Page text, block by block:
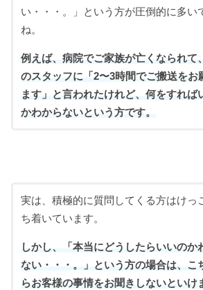
い・・・。」という方が圧倒的に多い
ね。
例えば、病院でご家族が亡くなられて
のスタッフに「2〜3時間でご搬送をお
ます」と言われたけれど、何をすれば
かわからないという方です。
実は、積極的に質問してくる方はけっ
ち着いています。
しかし、「本当にどうしたらいいのか
ない・・・。」という方の場合は、こ
らお客様の事情をお聞きしないといけ